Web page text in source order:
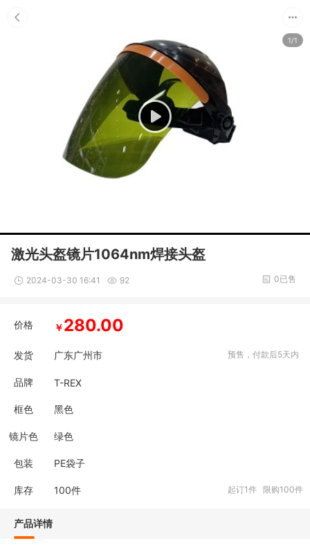
1/1
激光头盔镜片1064nm焊接头盔
2024-03-30 16:41 92 0已售
价格 ￥280.00
发货 广东广州市 预售，付款后5天内
品牌 T-REX
框色 黑色
镜片色 绿色
包装 PE袋子
库存 100件 起订1件 限购100件
产品详情